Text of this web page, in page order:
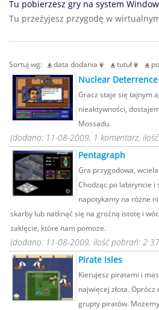
Tu pobierzesz gry na system
Tu przeżyjesz przygodę w
Sortuj wg: data dodania tutuł
Nuclear Deterrence
Gracz staje się tajnym
nieaktywności,
Mossadu.
(dodano: 11-08-2009, 1 komentarz,
Pentagraph
Gra przygodowa,
Chodząc po labiryncie i
napotykamy na różne
skarby lub natknąć się na groźną istotę i
zaklęcie, które nam pomoże.
(dodano: 11-08-2009, ilość pobrań: 2
Pirate Isles
Kierujesz piratami i
najwięcej złota.
grupty piratów.